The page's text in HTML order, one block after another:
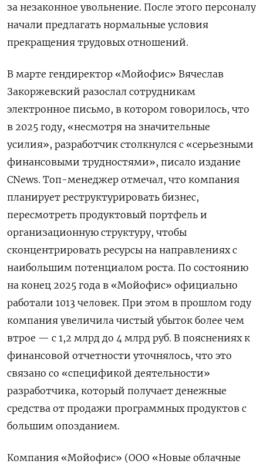
за незаконное увольнение. После этого персоналу
начали предлагать нормальные условия
прекращения трудовых отношений.
В марте гендиректор «Мойофис» Вячеслав
Закоржевский разослал сотрудникам
электронное письмо, в котором говорилось, что
в 2025 году, «несмотря на значительные
усилия», разработчик столкнулся с «серьезными
финансовыми трудностями», писало издание
CNews. Топ-менеджер отмечал, что компания
планирует реструктурировать бизнес,
пересмотреть продуктовый портфель и
организационную структуру, чтобы
сконцентрировать ресурсы на направлениях с
наибольшим потенциалом роста. По состоянию
на конец 2025 года в «Мойофис» официально
работали 1013 человек. При этом в прошлом году
компания увеличила чистый убыток более чем
втрое — с 1,2 млрд до 4 млрд руб. В пояснениях к
финансовой отчетности уточнялось, что это
связано со «спецификой деятельности»
разработчика, который получает денежные
средства от продажи программных продуктов с
большим опозданием.
Компания «Мойофис» (ООО «Новые облачные